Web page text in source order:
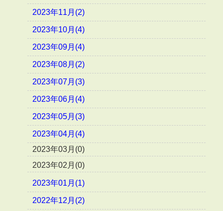
2023年11月(2)
2023年10月(4)
2023年09月(4)
2023年08月(2)
2023年07月(3)
2023年06月(4)
2023年05月(3)
2023年04月(4)
2023年03月(0)
2023年02月(0)
2023年01月(1)
2022年12月(2)